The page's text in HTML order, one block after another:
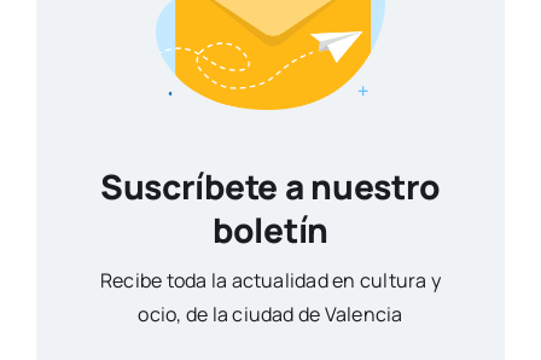
Suscríbete a nuestro
boletín
Reci­be toda la actua­li­dad en cul­tu­ra y
ocio, de la ciu­dad de Valen­cia